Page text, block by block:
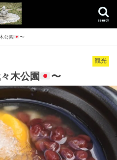
search
公園 〜
観光
木公園 〜